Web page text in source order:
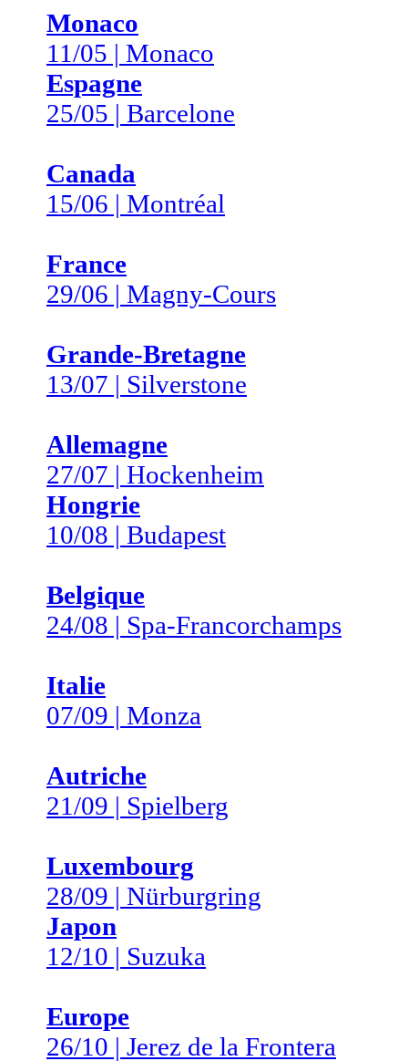
Monaco
11/05 | Monaco
Espagne
25/05 | Barcelone
Canada
15/06 | Montréal
France
29/06 | Magny-Cours
Grande-Bretagne
13/07 | Silverstone
Allemagne
27/07 | Hockenheim
Hongrie
10/08 | Budapest
Belgique
24/08 | Spa-Francorchamps
Italie
07/09 | Monza
Autriche
21/09 | Spielberg
Luxembourg
28/09 | Nürburgring
Japon
12/10 | Suzuka
Europe
26/10 | Jerez de la Frontera